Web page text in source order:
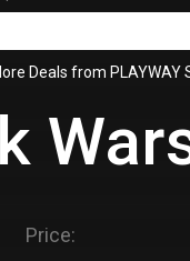
Deals from PLAYWAY
Price: